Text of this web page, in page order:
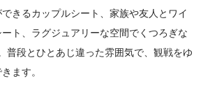
きるカップルシート、家族や友人とワイ
ト、ラグジュアリーな空間でくつろぎな
普段とひとあじ違った雰囲気で、観戦をゆ
ます。